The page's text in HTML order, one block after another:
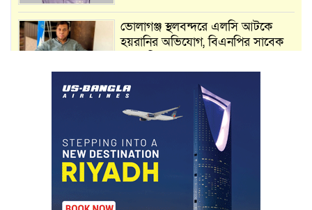
ভোলাগঞ্জ স্থলবন্দরে এলসি আটকে
হয়রানির অভিযোগ, বিএনপির সাবেক
কমলগঞ্জে ডোবা থেকে অজ্ঞাত ব্যক্তির
গলিত মরদেহ উদ্ধার
লন্ডনে আদমপুর ইউনাইটেড কলেজ
বাস্তবায়ন নিয়ে আলোচনা সভা